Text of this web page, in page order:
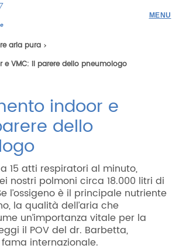
aria pura
VMC: il parere dello pneumologo
indoor e
dello
15 atti respiratori al minuto,
nostri polmoni circa 18.000 litri di
l’ossigeno è il principale nutriente
la qualità dell’aria che
un’importanza vitale per la
il POV del dr. Barbetta,
internazionale.